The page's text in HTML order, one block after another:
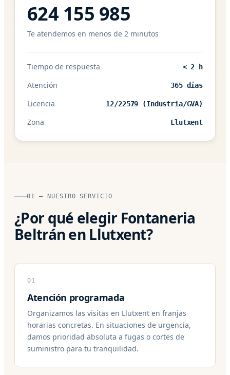
624 155 985
Te atendemos en menos de 2 minutos
Tiempo de respuesta < 2 h
Atención 365 días
Licencia 12/22579 (Industria/GVA)
Zona Llutxent
01 — NUESTRO SERVICIO
¿Por qué elegir Fontaneria
Beltrán en Llutxent?
01
Atención programada
Organizamos las visitas en Llutxent en franjas
horarias concretas. En situaciones de urgencia,
damos prioridad absoluta a fugas o cortes de
suministro para tu tranquilidad.